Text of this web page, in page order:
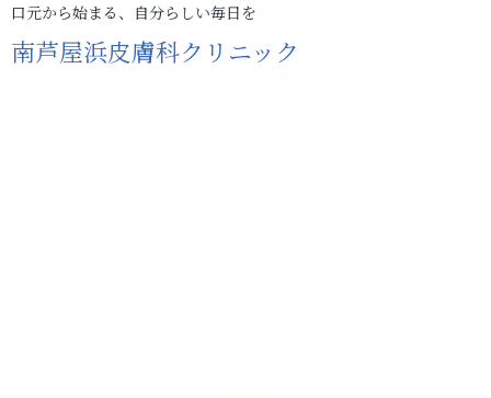
口元から始まる、自分らしい毎日を
南芦屋浜皮膚科クリニック